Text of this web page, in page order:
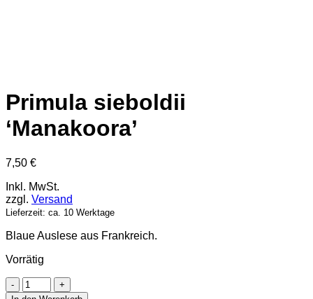
Primula sieboldii
‘Manakoora’
7,50 €
Inkl. MwSt.
zzgl. Versand
Lieferzeit: ca. 10 Werktage
Blaue Auslese aus Frankreich.
Vorrätig
Primula
sieboldii